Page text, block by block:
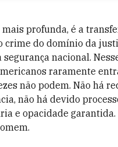
mais profunda, é a
crime do domínio da
nacional.
raramente
não podem. Não há
não há devido
e opacidade garantida.